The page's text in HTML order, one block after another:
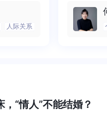
责生，剩下来的带孩子
完孩子之后，他们并没
似这样的一种情况的
孩子也就是说，当婆
，不是在帮儿媳妇照
子，婆婆的当下的身
婆不再帮忙了，她也
在不帮她的儿子如果
下来的带孩子是由他们
后，他们并没有履行这
一种情况的话，我们更
是说，当婆婆过来帮
帮儿媳妇照顾孩子，
的当下的身份，是父
忙了，她也并不是在
的儿子如果这样的一
？面对目前你所倾诉的
心理健康，可以定期去
的寻求解决方式，已
所倾诉的情况，一定要
以定期去看心理医生，
方式，已经很棒了，
到了，
时的情
。很感
且当咨
，我感
谢咨询
人际关系
来，觉
再困于
不必再
梏，更
“情人”不能结婚？